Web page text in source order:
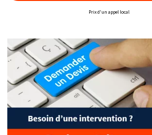
Prix d'un appel local